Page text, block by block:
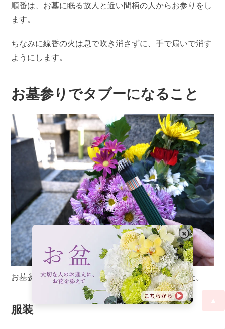
順番は、お墓に眠る故人と近い間柄の人からお参りをし
ます。
ちなみに線香の火は息で吹き消さずに、手で扇いで消す
ようにします。
お墓参りでタブーになること
お墓参りで気を付けた方が良いことをまとめました。
服装